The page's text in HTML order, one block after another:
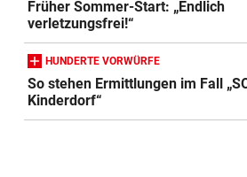
Früher Sommer-Start: „Endlich
verletzungsfrei!“
HUNDERTE VORWÜRFE
So stehen Ermittlungen im Fall
Kinderdorf“